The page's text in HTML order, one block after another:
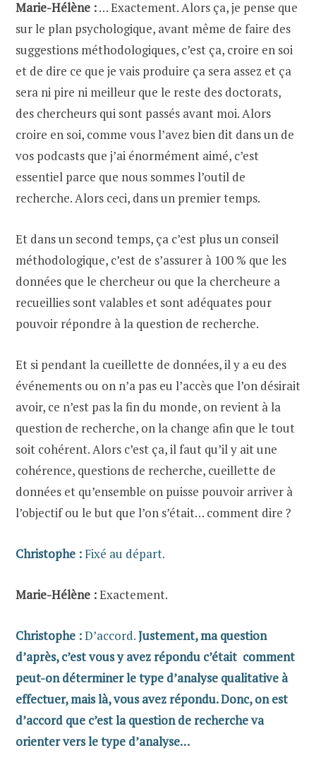
Marie-Hélène :… Exactement. Alors ça, je pense que
sur le plan psychologique, avant même de faire des
suggestions méthodologiques, c’est ça, croire en soi
et de dire ce que je vais produire ça sera assez et ça
sera ni pire ni meilleur que le reste des doctorats,
des chercheurs qui sont passés avant moi. Alors
croire en soi, comme vous l’avez bien dit dans un de
vos podcasts que j’ai énormément aimé, c’est
essentiel parce que nous sommes l’outil de
recherche. Alors ceci, dans un premier temps.
Et dans un second temps, ça c’est plus un conseil
méthodologique, c’est de s’assurer à 100 % que les
données que le chercheur ou que la chercheure a
recueillies sont valables et sont adéquates pour
pouvoir répondre à la question de recherche.
Et si pendant la cueillette de données, il y a eu des
événements ou on n’a pas eu l’accès que l’on désirait
avoir, ce n’est pas la fin du monde, on revient à la
question de recherche, on la change afin que le tout
soit cohérent. Alors c’est ça, il faut qu’il y ait une
cohérence, questions de recherche, cueillette de
données et qu’ensemble on puisse pouvoir arriver à
l’objectif ou le but que l’on s’était… comment dire ?
Christophe :Fixé au départ.
Marie-Hélène :Exactement.
Christophe :D’accord.Justement, ma question
d’après, c’est vous y avez répondu c’était comment
peut-on déterminer le type d’analyse qualitative à
effectuer, mais là, vous avez répondu. Donc, on est
d’accord que c’est la question de recherche va
orienter vers le type d’analyse…